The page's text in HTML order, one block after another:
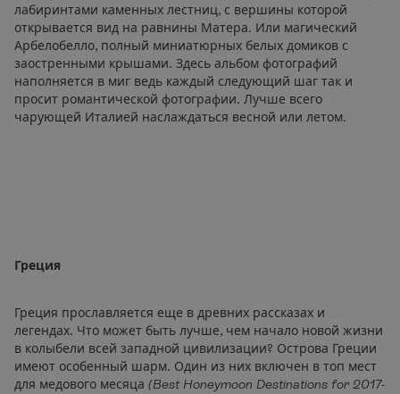
лабиринтами каменных лестниц, с вершины которой
открывается вид на равнины Матера. Или магический
Арбелобелло, полный миниатюрных белых домиков с
заостренными крышами. Здесь альбом фотографий
наполняется в миг ведь каждый следующий шаг так и
просит романтической фотографии. Лучше всего
чарующей Италией наслаждаться весной или летом.
Греция
Греция прославляется еще в древних рассказах и
легендах. Что может быть лучше, чем начало новой жизни
в колыбели всей западной цивилизации? Острова Греции
имеют особенный шарм. Один из них включен в топ мест
для медового месяца (Best Honeymoon Destinations for 2017-